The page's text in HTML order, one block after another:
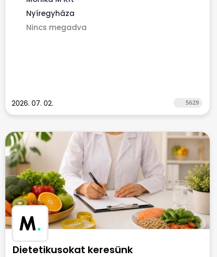
Nyíregyháza
Nincs megadva
2026. 07. 02. 5629
M.
Dietetikusokat keresünk